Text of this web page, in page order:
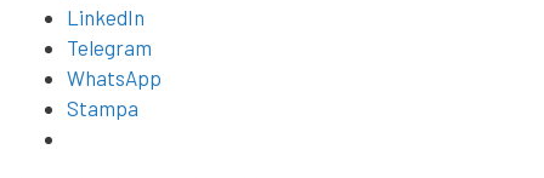
LinkedIn
Telegram
WhatsApp
Stampa